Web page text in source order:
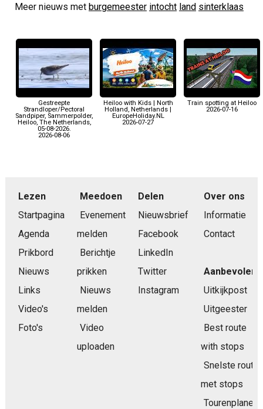
Meer nieuws met burgemeester intocht land sinterklaas
Gestreepte
Strandloper/Pectoral
Sandpiper, Sammerpolder,
Heiloo, The Netherlands,
05-08-2026.
2026-08-06
Heiloo with Kids | North
Holland, Netherlands |
EuropeHoliday.NL
2026-07-27
Train spotting at Heiloo
2026-07-16
Lezen
Startpagina
Agenda
Prikbord
Nieuws
Links
Video's
Foto's
Meedoen
Evenement
melden
Berichtje
prikken
Nieuws
melden
Video
uploaden
Delen
Nieuwsbrief
Facebook
LinkedIn
Twitter
Instagram
Over ons
Informatie
Contact
Aanbevolen
Uitkijkpost
Uitgeester
Best route
with stops
Snelste route
met stops
Tourenplaner